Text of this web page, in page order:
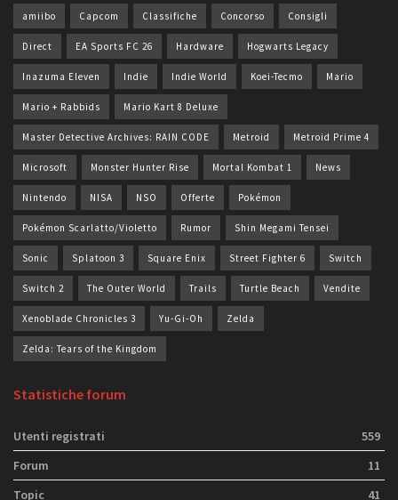
amiibo Capcom Classifiche Concorso Consigli
Direct EA Sports FC 26 Hardware Hogwarts Legacy
Inazuma Eleven Indie Indie World Koei-Tecmo Mario
Mario + Rabbids Mario Kart 8 Deluxe
Master Detective Archives: RAIN CODE Metroid Metroid Prime 4
Microsoft Monster Hunter Rise Mortal Kombat 1 News
Nintendo NISA NSO Offerte Pokémon
Pokémon Scarlatto/Violetto Rumor Shin Megami Tensei
Sonic Splatoon 3 Square Enix Street Fighter 6 Switch
Switch 2 The Outer World Trails Turtle Beach Vendite
Xenoblade Chronicles 3 Yu-Gi-Oh Zelda
Zelda: Tears of the Kingdom
Statistiche forum
Utenti registrati
559
Forum
11
Topic
41